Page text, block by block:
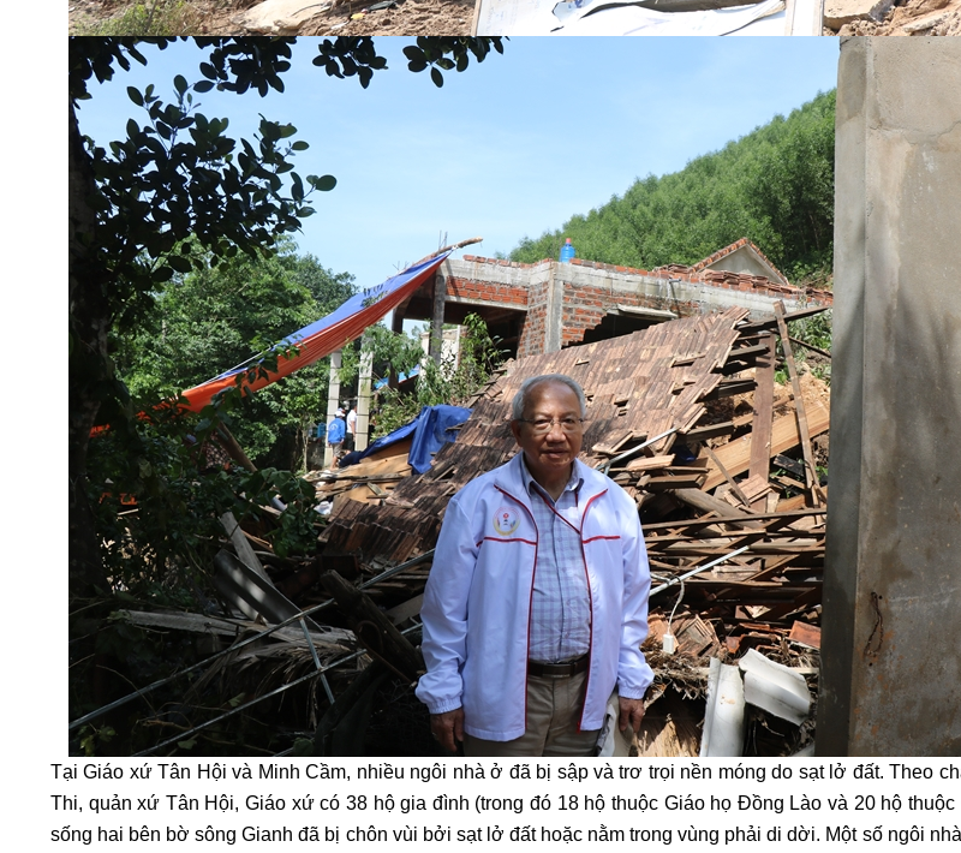
Tại Giáo xứ Tân Hội và Minh Cầm, nhiều ngôi nhà ở đã bị sập và trơ trọi nền móng do sạt lở đất. Theo
Thi, quản xứ Tân Hội, Giáo xứ có 38 hộ gia đình (trong đó 18 hộ thuộc Giáo họ Đồng Lào và 20 hộ
sống hai bên bờ sông Gianh đã bị chôn vùi bởi sạt lở đất hoặc nằm trong vùng phải di dời. Một số ngôi